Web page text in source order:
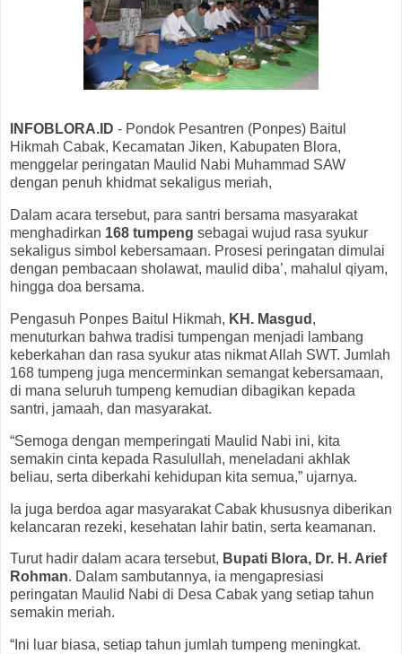
INFOBLORA.ID - Pondok Pesantren (Ponpes) Baitul
Hikmah Cabak, Kecamatan Jiken, Kabupaten Blora,
menggelar peringatan Maulid Nabi Muhammad SAW
dengan penuh khidmat sekaligus meriah,
Dalam acara tersebut, para santri bersama masyarakat
menghadirkan 168 tumpeng sebagai wujud rasa syukur
sekaligus simbol kebersamaan. Prosesi peringatan dimulai
dengan pembacaan sholawat, maulid diba’, mahalul qiyam,
hingga doa bersama.
Pengasuh Ponpes Baitul Hikmah, KH. Masgud ,
menuturkan bahwa tradisi tumpengan menjadi lambang
keberkahan dan rasa syukur atas nikmat Allah SWT. Jumlah
168 tumpeng juga mencerminkan semangat kebersamaan,
di mana seluruh tumpeng kemudian dibagikan kepada
santri, jamaah, dan masyarakat.
“Semoga dengan memperingati Maulid Nabi ini, kita
semakin cinta kepada Rasulullah, meneladani akhlak
beliau, serta diberkahi kehidupan kita semua,” ujarnya.
Ia juga berdoa agar masyarakat Cabak khususnya diberikan
kelancaran rezeki, kesehatan lahir batin, serta keamanan.
Turut hadir dalam acara tersebut, Bupati Blora, Dr. H. Arief
Rohman. Dalam sambutannya, ia mengapresiasi
peringatan Maulid Nabi di Desa Cabak yang setiap tahun
semakin meriah.
“Ini luar biasa, setiap tahun jumlah tumpeng meningkat.